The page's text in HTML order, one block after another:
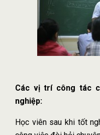
Các vị trí công tác
nghiệp:
Học viên sau khi tốt